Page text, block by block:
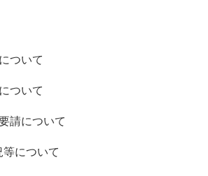
ついて
ついて
請について
について